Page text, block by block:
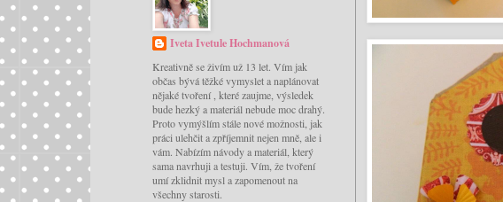
Iveta Ivetule Hochmanová
Kreativně se živím už 13 let. Vím jak
občas bývá těžké vymyslet a naplánovat
nějaké tvoření , které zaujme, výsledek
bude hezký a materiál nebude moc drahý.
Proto vymýšlím stále nové možnosti, jak
práci ulehčit a zpříjemnit nejen mně, ale i
vám. Nabízím návody a materiál, který
sama navrhuji a testuji. Vím, že tvoření
umí zklidnit mysl a zapomenout na
všechny starosti.